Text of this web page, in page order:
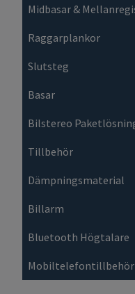
Midbasar &
Raggarplankor
Slutsteg
Basar
Bilstereo
Tillbehör
Dämpningsmaterial
Billarm
Bluetooth Högtalare
Mobiltelefontillbehör